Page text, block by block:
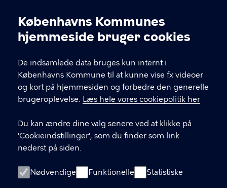
Cookieindstillinger
Københavns Kommunes
hjemmeside bruger cookies
De indsamlede data bruges kun internt i
Københavns Kommune til at kunne vise fx videoer
og kort på hjemmesiden og forbedre den generelle
brugeroplevelse. Læs hele vores cookiepolitik her
Du kan ændre dine valg senere ved at klikke på
'Cookieindstillinger', som du finder som link
nederst på siden.
Nødvendige Funktionelle Statistiske
Islands Brygge 18, 2300 København S
EAN: 5798 0097 80584
LINKS
FAQ
God Adgang
Følg KIB på facebook
Følg KIB på instagram